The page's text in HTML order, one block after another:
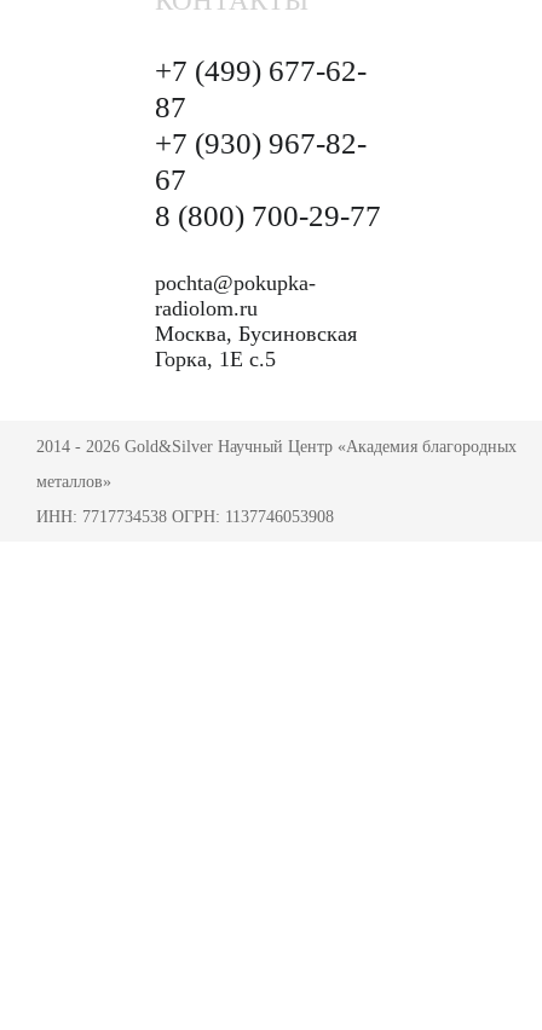
+7 (499) 677-62-
87
+7 (930) 967-82-
67
8 (800) 700-29-77
pochta@pokupka-
radiolom.ru
Москва, Бусиновская
Горка, 1Е с.5
2014 - 2026 Gold&Silver Научный Центр «Академия благородных
металлов»
ИНН: 7717734538 ОГРН: 1137746053908